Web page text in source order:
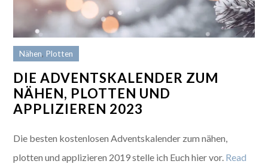
Nähen, Plotten
DIE ADVENTSKALENDER ZUM
NÄHEN, PLOTTEN UND
APPLIZIEREN 2023
Die besten kostenlosen Adventskalender zum nähen,
plotten und applizieren 2019 stelle ich Euch hier vor. Read